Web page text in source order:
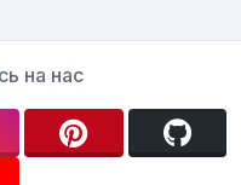
на нас